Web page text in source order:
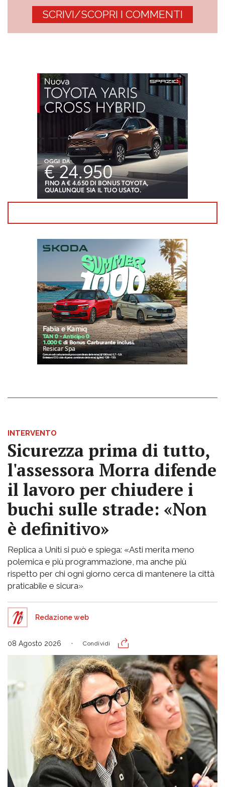
SCRIVI/SCOPRI I COMMENTI
INTERVENTO
Sicurezza prima di tutto,
l'assessora Morra difende
il lavoro per chiudere i
buchi sulle strade: «Non
è definitivo»
Replica a Uniti si può e spiega: «Asti merita meno
polemica e più programmazione, ma anche più
rispetto per chi ogni giorno cerca di mantenere la città
praticabile e sicura»
Redazione web
08 Agosto 2026 Condividi